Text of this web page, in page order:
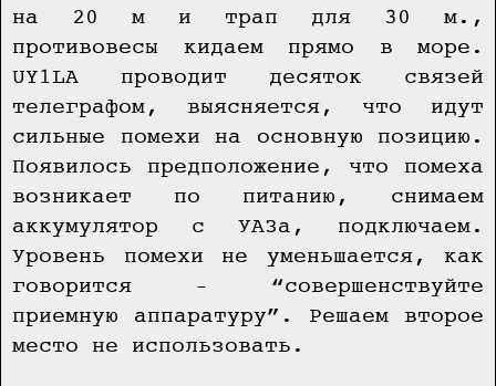
на 20 м и трап для 30 м.,
противовесы кидаем прямо в море.
UY1LA проводит десяток связей
телеграфом, выясняется, что идут
сильные помехи на основную позицию.
Появилось предположение, что помеха
возникает по питанию, снимаем
аккумулятор с УАЗа, подключаем.
Уровень помехи не уменьшается, как
говорится – “совершенствуйте
приемную аппаратуру”. Решаем второе
место не использовать.